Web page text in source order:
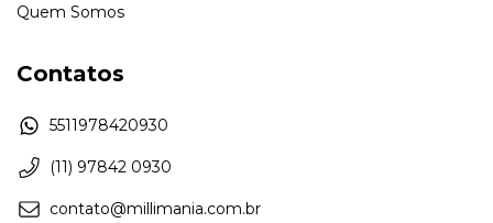
Quem Somos
Contatos
5511978420930
(11) 97842 0930
contato@millimania.com.br